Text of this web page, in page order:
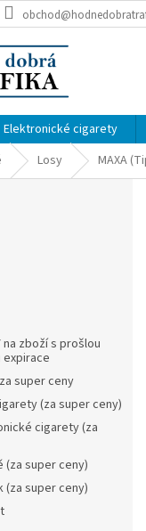
Elektronické cigarety
Losy MAXA
na zboží s prošlou
expirace
za super ceny
(za super ceny)
cigarety (za
(za super ceny)
(za super ceny)